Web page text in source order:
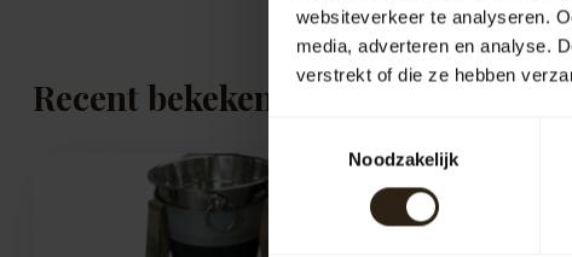
websiteverkeer te analyseren.
media, adverteren en analyse.
verstrekt of die ze hebben
Noodzakelijk
Recent bekeken